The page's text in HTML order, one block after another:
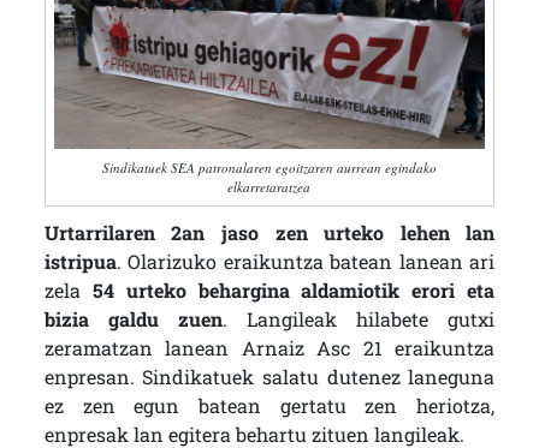
Sindikatuek SEA patronalaren egoitzaren aurrean egindako
elkarretaratzea
Urtarrilaren 2an
jaso zen urteko lehen lan
istripua. Olarizuko eraikuntza batean lanean ari
zela 54 urteko behargina aldamiotik erori eta
bizia galdu zuen. Langileak hilabete gutxi
zeramatzan lanean Arnaiz Asc 21 eraikuntza
enpresan. Sindikatuek salatu dutenez laneguna
ez zen egun batean gertatu zen heriotza,
enpresak lan egitera behartu zituen langileak.